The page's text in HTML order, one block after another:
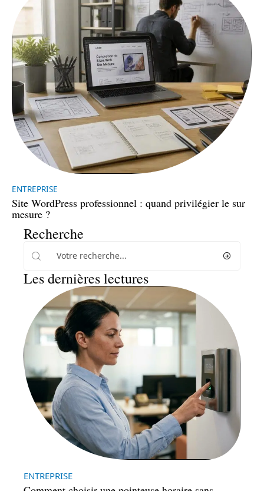
ENTREPRISE
Site WordPress professionnel : quand privilégier le sur
mesure ?
Recherche
Les dernières lectures
ENTREPRISE